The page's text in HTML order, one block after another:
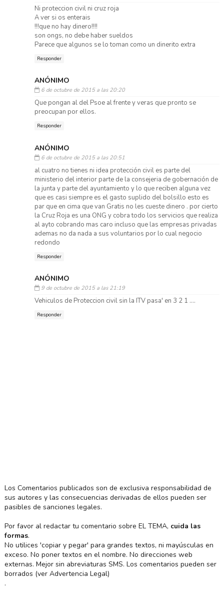
Ni proteccion civil ni cruz roja
A ver si os enterais
!!!que no hay dinero!!!!
son ongs, no debe haber sueldos
Parece que algunos se lo toman como un dinerito extra
Responder
ANÓNIMO
6 de octubre de 2015 a las 20:20
Que pongan al del Psoe al frente y veras que pronto se
preocupan por ellos.
Responder
ANÓNIMO
6 de octubre de 2015 a las 20:51
al cuatro no tienes ni idea protección civil es parte del
ministerio del interior parte de la consejeria de gobernación de
la junta y parte del ayuntamiento y lo que reciben alguna vez
que es casi siempre es el gasto suplido del bolsillo esto es
par que en cima que van Gratis no les cueste dinero . por cierto
la Cruz Roja es una ONG y cobra todo los servicios que realiza
al ayto cobrando mas caro incluso que las empresas privadas
ademas no da nada a sus voluntarios por lo cual negocio
redondo
Responder
ANÓNIMO
9 de octubre de 2015 a las 21:19
Vehiculos de Proteccion civil sin la ITV pasa' en 3 2 1 ....
Responder
Los Comentarios publicados son de exclusiva responsabilidad de
sus autores y las consecuencias derivadas de ellos pueden ser
pasibles de sanciones legales.
Por favor al redactar tu comentario sobre EL TEMA, cuida las
formas.
No utilices 'copiar y pegar' para grandes textos, ni mayúsculas en
exceso. No poner textos en el nombre. No direcciones web
externas. Mejor sin abreviaturas SMS. Los comentarios pueden ser
borrados (ver Advertencia Legal)
.